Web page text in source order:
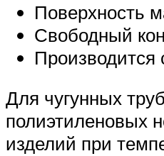
Поверхность
Свободный
Производится
Для чугунных
полиэтиленовых
изделий при